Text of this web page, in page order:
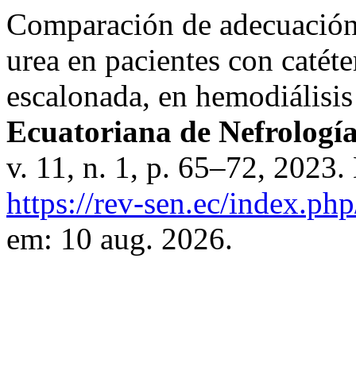
Comparación de
urea en pacientes con
escalonada, en
Ecuatoriana de
v. 11, n. 1, p. 65–72,
https://rev-sen.ec/
em: 10 aug. 2026.